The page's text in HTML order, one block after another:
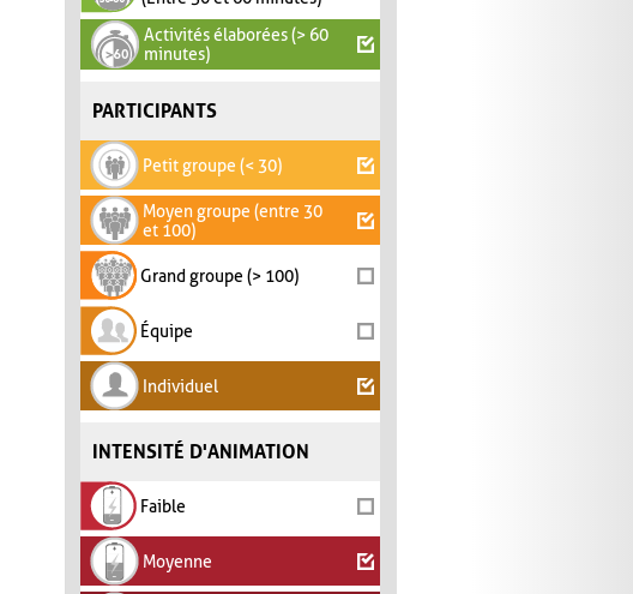
Activités élaborées (> 60
minutes)
PARTICIPANTS
Petit groupe (< 30)
Moyen groupe (entre 30
et 100)
Grand groupe (> 100)
Équipe
Individuel
INTENSITÉ D'ANIMATION
Faible
Moyenne